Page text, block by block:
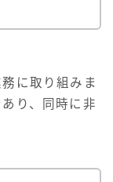
に取り組みま
り、同時に非